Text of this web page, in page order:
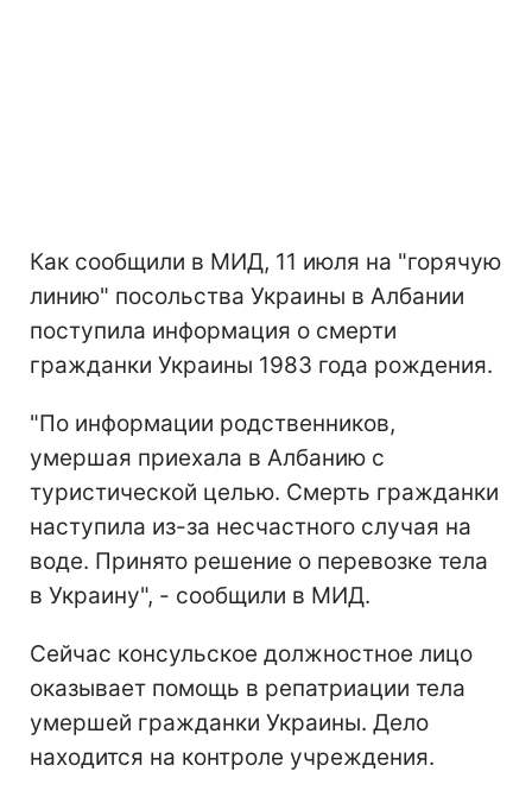
Как сообщили в МИД, 11 июля на "горячую
линию" посольства Украины в Албании
поступила информация о смерти
гражданки Украины 1983 года рождения.
"По информации родственников,
умершая приехала в Албанию с
туристической целью. Смерть гражданки
наступила из-за несчастного случая на
воде. Принято решение о перевозке тела
в Украину", - сообщили в МИД.
Сейчас консульское должностное лицо
оказывает помощь в репатриации тела
умершей гражданки Украины. Дело
находится на контроле учреждения.